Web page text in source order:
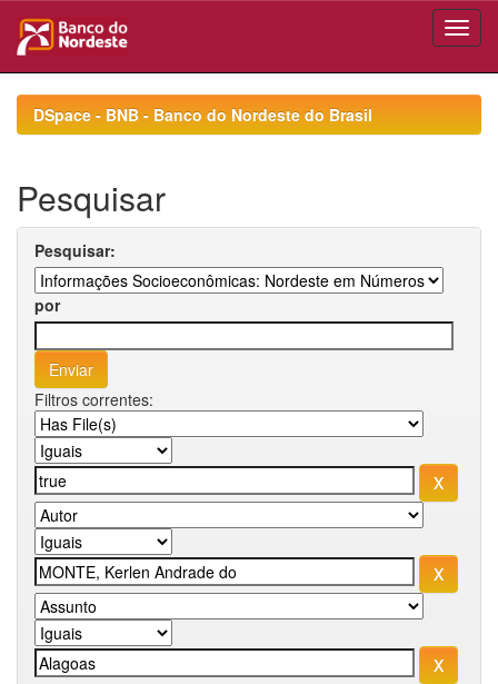
navigationDSpace - BNB - Banco do Nordeste do Brasil
Pesquisar
Pesquisar:
por
Filtros correntes: